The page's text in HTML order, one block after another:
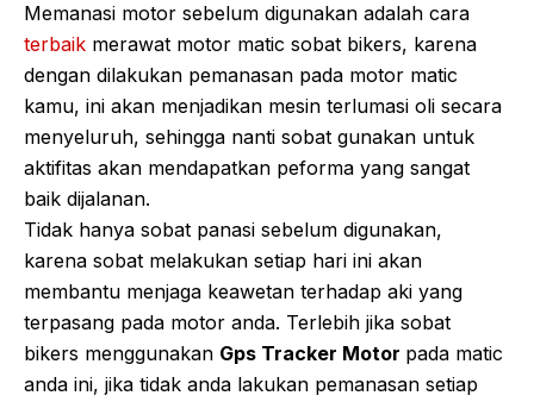
Memanasi motor sebelum digunakan adalah cara
terbaik merawat motor matic sobat bikers, karena
dengan dilakukan pemanasan pada motor matic
kamu, ini akan menjadikan mesin terlumasi oli secara
menyeluruh, sehingga nanti sobat gunakan untuk
aktifitas akan mendapatkan peforma yang sangat
baik dijalanan.
Tidak hanya sobat panasi sebelum digunakan,
karena sobat melakukan setiap hari ini akan
membantu menjaga keawetan terhadap aki yang
terpasang pada motor anda. Terlebih jika sobat
bikers menggunakan Gps Tracker Motor pada matic
anda ini, jika tidak anda lakukan pemanasan setiap